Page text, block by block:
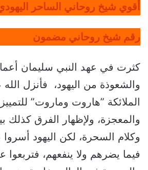
أقوي شيخ روحاني الساحر
رقم شيخ روحاني مضمون
كثرت في عهد النبي سليمان
والشعوذة من اليهود، فأنزل الله
الملائكة ”هاروت وماروت”
والمعجزة، ولإظهار الفرق كذلك
وكلام السحرة، لكن اليهود
فيما يضرهم ولا ينفعهم،